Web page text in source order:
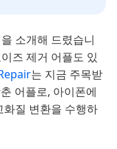
소개해 드렸습니
즈 제거 어플도 있
는 지금 주목받
어플로, 아이폰에
화질 변환을 수행하